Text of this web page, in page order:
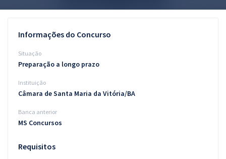
Questões grátis
Conteúdo gratuito
Aprovados
Atendimento
Informações do Concurso
Situação
Preparação a longo prazo
Instituição
Câmara de Santa Maria da Vitória/BA
Banca anterior
MS Concursos
Requisitos